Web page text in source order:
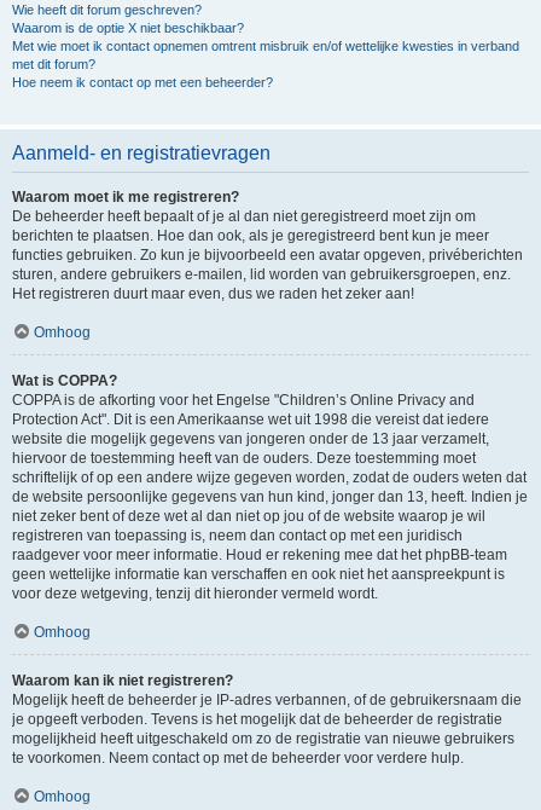
Wie heeft dit forum geschreven?
Waarom is de optie X niet beschikbaar?
Met wie moet ik contact opnemen omtrent misbruik en/of wettelijke kwesties in verband
met dit forum?
Hoe neem ik contact op met een beheerder?
Aanmeld- en registratievragen
Waarom moet ik me registreren?
De beheerder heeft bepaalt of je al dan niet geregistreerd moet zijn om
berichten te plaatsen. Hoe dan ook, als je geregistreerd bent kun je meer
functies gebruiken. Zo kun je bijvoorbeeld een avatar opgeven, privéberichten
sturen, andere gebruikers e-mailen, lid worden van gebruikersgroepen, enz.
Het registreren duurt maar even, dus we raden het zeker aan!
Omhoog
Wat is COPPA?
COPPA is de afkorting voor het Engelse "Children’s Online Privacy and
Protection Act". Dit is een Amerikaanse wet uit 1998 die vereist dat iedere
website die mogelijk gegevens van jongeren onder de 13 jaar verzamelt,
hiervoor de toestemming heeft van de ouders. Deze toestemming moet
schriftelijk of op een andere wijze gegeven worden, zodat de ouders weten dat
de website persoonlijke gegevens van hun kind, jonger dan 13, heeft. Indien je
niet zeker bent of deze wet al dan niet op jou of de website waarop je wil
registreren van toepassing is, neem dan contact op met een juridisch
raadgever voor meer informatie. Houd er rekening mee dat het phpBB-team
geen wettelijke informatie kan verschaffen en ook niet het aanspreekpunt is
voor deze wetgeving, tenzij dit hieronder vermeld wordt.
Omhoog
Waarom kan ik niet registreren?
Mogelijk heeft de beheerder je IP-adres verbannen, of de gebruikersnaam die
je opgeeft verboden. Tevens is het mogelijk dat de beheerder de registratie
mogelijkheid heeft uitgeschakeld om zo de registratie van nieuwe gebruikers
te voorkomen. Neem contact op met de beheerder voor verdere hulp.
Omhoog